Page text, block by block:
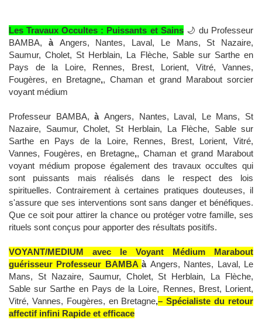
Les Travaux Occultes : Puissants et Sains🌙 du Professeur
BAMBA, à Angers, Nantes, Laval, Le Mans, St Nazaire,
Saumur, Cholet, St Herblain, La Flèche, Sable sur Sarthe en
Pays de la Loire, Rennes, Brest, Lorient, Vitré, Vannes,
Fougères, en Bretagne,, Chaman et grand Marabout sorcier
voyant médium
Professeur BAMBA,à Angers, Nantes, Laval, Le Mans, St
Nazaire, Saumur, Cholet, St Herblain, La Flèche, Sable sur
Sarthe en Pays de la Loire, Rennes, Brest, Lorient, Vitré,
Vannes, Fougères, en Bretagne,, Chaman et grand Marabout
voyant médium propose également des travaux occultes qui
sont puissants mais réalisés dans le respect des lois
spirituelles. Contrairement à certaines pratiques douteuses, il
s'assure que ses interventions sont sans danger et bénéfiques.
Que ce soit pour attirer la chance ou protéger votre famille, ses
rituels sont conçus pour apporter des résultats positifs.
VOYANT/MEDIUM avec le Voyant Médium Marabout
guérisseur Professeur BAMBAà Angers, Nantes, Laval, Le
Mans, St Nazaire, Saumur, Cholet, St Herblain, La Flèche,
Sable sur Sarthe en Pays de la Loire, Rennes, Brest, Lorient,
Vitré, Vannes, Fougères, en Bretagne,– Spécialiste du retour
affectif infini Rapide et efficace